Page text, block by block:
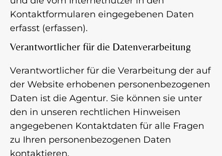
Kontaktformularen eingegebenen Daten
erfasst (erfassen).
Verantwortlicher für die Datenverarbeitung
Verantwortlicher für die Verarbeitung der auf
der Website erhobenen personenbezogenen
Daten ist die Agentur. Sie können sie unter
den in unseren rechtlichen Hinweisen
angegebenen Kontaktdaten für alle Fragen
zu Ihren personenbezogenen Daten
kontaktieren.